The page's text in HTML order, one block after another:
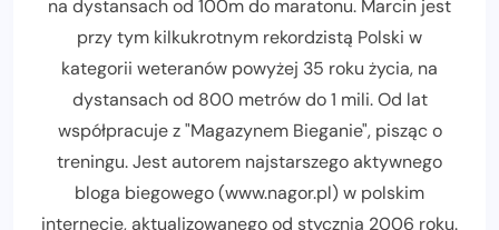
na dystansach od 100m do maratonu. Marcin jest
przy tym kilkukrotnym rekordzistą Polski w
kategorii weteranów powyżej 35 roku życia, na
dystansach od 800 metrów do 1 mili. Od lat
współpracuje z "Magazynem Bieganie", pisząc o
treningu. Jest autorem najstarszego aktywnego
bloga biegowego (www.nagor.pl) w polskim
internecie, aktualizowanego od stycznia 2006 roku.